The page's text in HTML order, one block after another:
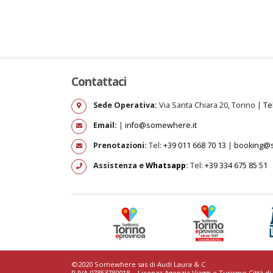
Contattaci
Sede Operativa: Via Santa Chiara 20, Torino |
Email: | info@somewhere.it
Prenotazioni: Tel: +39 011 668 70 13 |
Assistenza eWhatsapp: Tel: +39 334 675 85 51
©2020 Somewhere sas di Audi Laura & C